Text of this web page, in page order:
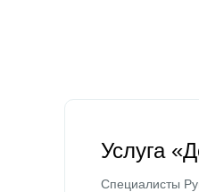
Услуга
Специалисты